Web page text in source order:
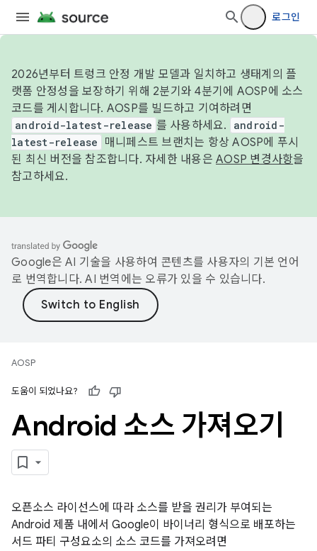
로그인
2026년부터 트렁크 안정 개발 모델과 일치하고 생태계의 플
랫폼 안정성을 보장하기 위해 2분기와 4분기에 AOSP에 소스
코드를 게시합니다. AOSP를 빌드하고 기여하려면
android-latest-release 를 사용하세요.
android-
latest-release
매니페스트 브랜치는 항상 AOSP에 푸시
된 최신 버전을 참조합니다. 자세한 내용은 AOSP 변경사항을
참고하세요.
Google은 AI 기술을 사용하여 콘텐츠를 사용자의 기본 언어
로 번역합니다. AI 번역에는 오류가 있을 수 있습니다.
AOSP
도움이 되었나요?
Android 소스 가져오기
오픈소스 라이선스에 따라 소스를 받을 권리가 부여되는
Android 제품 내에서 Google이 바이너리 형식으로 배포하는
서드 파티 구성요소의 소스 코드를 가져오려면